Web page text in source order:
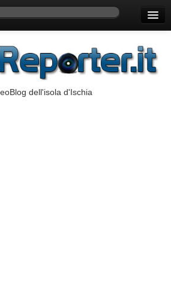
D’Ambra
dell'isola d'Ischia